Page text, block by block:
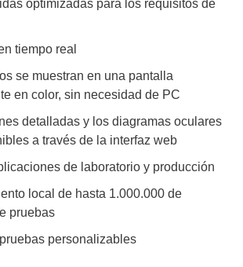
optimizadas para los requisitos de
tiempo real
se muestran en una pantalla
en color, sin necesidad de PC
detalladas y los diagramas oculares
a través de la interfaz web
de laboratorio y producción
local de hasta 1.000.000 de
pruebas
personalizables